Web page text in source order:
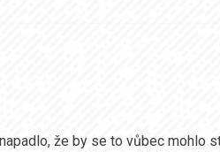
že by se to vůbec mohlo